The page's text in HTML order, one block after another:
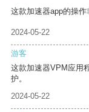
这款加速器app的操作
2024-05-22
游客
这款加速器VPM应用
护。
2024-05-22